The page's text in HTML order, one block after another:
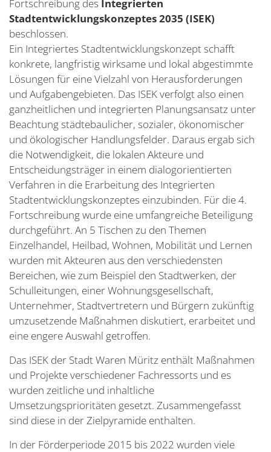
Fortschreibung des Integrierten
Stadtentwicklungskonzeptes 2035 (ISEK)
beschlossen.
Ein Integriertes Stadtentwicklungskonzept schafft
konkrete, langfristig wirksame und lokal abgestimmte
Lösungen für eine Vielzahl von Herausforderungen
und Aufgabengebieten. Das ISEK verfolgt also einen
ganzheitlichen und integrierten Planungsansatz unter
Beachtung städtebaulicher, sozialer, ökonomischer
und ökologischer Handlungsfelder. Daraus ergab sich
die Notwendigkeit, die lokalen Akteure und
Entscheidungsträger in einem dialogorientierten
Verfahren in die Erarbeitung des Integrierten
Stadtentwicklungskonzeptes einzubinden. Für die 4.
Fortschreibung wurde eine umfangreiche Beteiligung
durchgeführt. An 5 Tischen zu den Themen
Einzelhandel, Heilbad, Wohnen, Mobilität und Lernen
wurden mit Akteuren aus den verschiedensten
Bereichen, wie zum Beispiel den Stadtwerken, der
Schulleitungen, einer Wohnungsgesellschaft,
Unternehmer, Stadtvertretern und Bürgern zukünftig
umzusetzende Maßnahmen diskutiert, erarbeitet und
eine engere Auswahl getroffen.
Das ISEK der Stadt Waren Müritz enthält Maßnahmen
und Projekte verschiedener Fachressorts und es
wurden zeitliche und inhaltliche
Umsetzungsprioritäten gesetzt. Zusammengefasst
sind diese in der Zielpyramide enthalten.
In der Förderperiode 2015 bis 2022 wurden viele